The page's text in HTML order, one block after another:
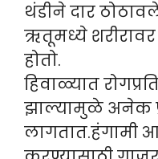
थंडीने दार
ऋतूमध्ये शरीरावर
होतो.
हिवाळ्यात
झाल्यामुळे अनेक
लागतात.हंगामी